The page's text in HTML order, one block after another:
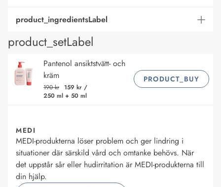
product_ingredientsLabel
product_setLabel
Pantenol ansiktstvätt- och
kräm
190 kr 159 kr /
250 ml + 50 ml
PRODUCT_BUY
MEDI
MEDI-produkterna löser problem och ger lindring i
situationer där särskild vård och omtanke behövs. När
det uppstår sår eller hudirritation är MEDI-produkterna till
din hjälp.